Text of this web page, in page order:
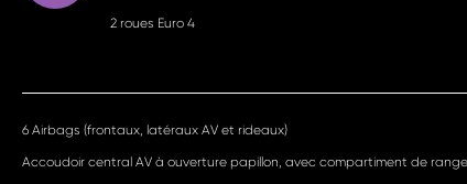
2 roues Euro 4
6 Airbags (frontaux, latéraux AV et rideaux)
Accoudoir central AV à ouverture papillon, avec compartiment de